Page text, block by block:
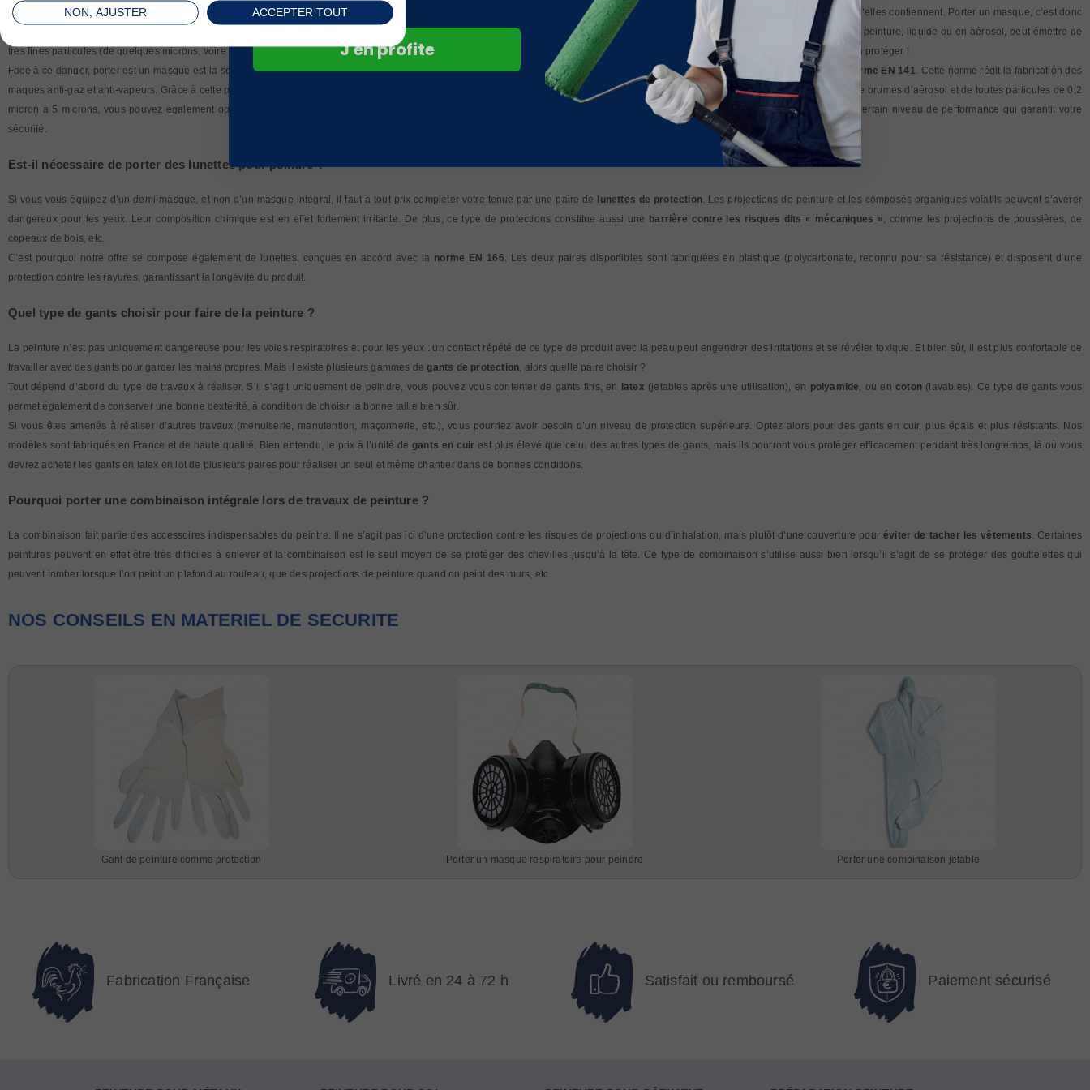
Malgré l’apparition de peintures de moins en moins nocives pour l’Homme et pour l’environnement, il existe toujours des risques lorsque l’on est exposé régulièrement aux substances qu’elles contiennent. Porter un masque, c’est donc
, qui peuvent entrer dans les poumons et engendrer des maladies graves. En effet, même sans que l’on s’en rende compte, la peinture, liquide ou en aérosol, peut émettre de
très fines particules (de quelques microns, voire moins) qui mettent à mal l’organisme et qui sont dangereuses pour la santé. Et il n’est pas suffisant d’ouvrir les fenêtres et d’aérer pour s’en protéger !
Face à ce danger, porter est un masque est la seule solution, à condition de choisir l’équipement adapté. C’est pourquoi nous vous proposons unmasque respiratoire répondant à la norme EN 141. Cette norme régit la fabrication des
maques anti-gaz et anti-vapeurs. Grâce à cette protection, vous pouvez appliquer en toute sécurité tous types de peintures, de vernis et de laques. Pour éviter l’inhalation de poussières, de brumes d’aérosol et de toutes particules de 0,2
micron à 5 microns, vous pouvez également opter pour un
, qui vous assure que le produit répond à un certain niveau de performance qui garantit votre
sécurité.
Est-il nécessaire de porter des lunettes pour peindre ?
Si vous vous équipez d’un demi-masque, et non d’un masque intégral, il faut à tout prix compléter votre tenue par une paire de lunettes de protection. Les projections de peinture et les composés organiques volatils peuvent s’avérer
dangereux pour les yeux. Leur composition chimique est en effet fortement irritante. De plus, ce type de protections constitue aussi une barrière contre les risques dits « mécaniques », comme les projections de poussières, de
copeaux de bois, etc.
C’est pourquoi notre offre se compose également de lunettes, conçues en accord avec la norme EN 166. Les deux paires disponibles sont fabriquées en plastique (polycarbonate, reconnu pour sa résistance) et disposent d’une
protection contre les rayures, garantissant la longévité du produit.
Quel type de gants choisir pour faire de la peinture ?
La peinture n’est pas uniquement dangereuse pour les voies respiratoires et pour les yeux : un contact répété de ce type de produit avec la peau peut engendrer des irritations et se révéler toxique. Et bien sûr, il est plus confortable de
travailler avec des gants pour garder les mains propres. Mais il existe plusieurs gammes degants de protection, alors quelle paire choisir ?
Tout dépend d’abord du type de travaux à réaliser. S’il s’agit uniquement de peindre, vous pouvez vous contenter de gants fins, en
latex (jetables après une utilisation), en polyamide, ou encoton (lavables). Ce type de gants vous
permet également de conserver une bonne dextérité, à condition de choisir la bonne taille bien sûr.
Si vous êtes amenés à réaliser d’autres travaux (menuiserie, manutention, maçonnerie, etc.), vous pourriez avoir besoin d’un niveau de protection supérieure. Optez alors pour des gants en cuir, plus épais et plus résistants. Nos
modèles sont fabriqués en France et de haute qualité. Bien entendu, le prix à l’unité degants en cuir est plus élevé que celui des autres types de gants, mais ils pourront vous protéger efficacement pendant très longtemps, là où vous
devrez acheter les gants en latex en lot de plusieurs paires pour réaliser un seul et même chantier dans de bonnes conditions.
Pourquoi porter une combinaison intégrale lors de travaux de peinture ?
La combinaison fait partie des accessoires indispensables du peintre. Il ne s’agit pas ici d’une protection contre les risques de projections ou d’inhalation, mais plutôt d’une couverture pour éviter de tacher les vêtements. Certaines
peintures peuvent en effet être très difficiles à enlever et la combinaison est le seul moyen de se protéger des chevilles jusqu’à la tête. Ce type de combinaison s’utilise aussi bien lorsqu’il s’agit de se protéger des gouttelettes qui
peuvent tomber lorsque l’on peint un plafond au rouleau, que des projections de peinture quand on peint des murs, etc.
NOS CONSEILS EN MATERIEL DE SECURITE
Gant de peinture comme protection Porter un masque respiratoire pour peindre Porter une combinaison jetable
Fabrication Française Livré en 24 à 72 h Satisfait ou remboursé Paiement sécurisé
ACCEPTER TOUT
NON, AJUSTER
J'en profite